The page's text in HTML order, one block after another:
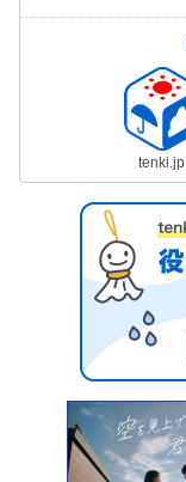
tenki.jp